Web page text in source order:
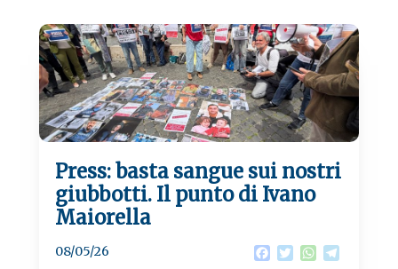
Press: basta sangue sui nostri
giubbotti. Il punto di Ivano
Maiorella
08/05/26
T
W